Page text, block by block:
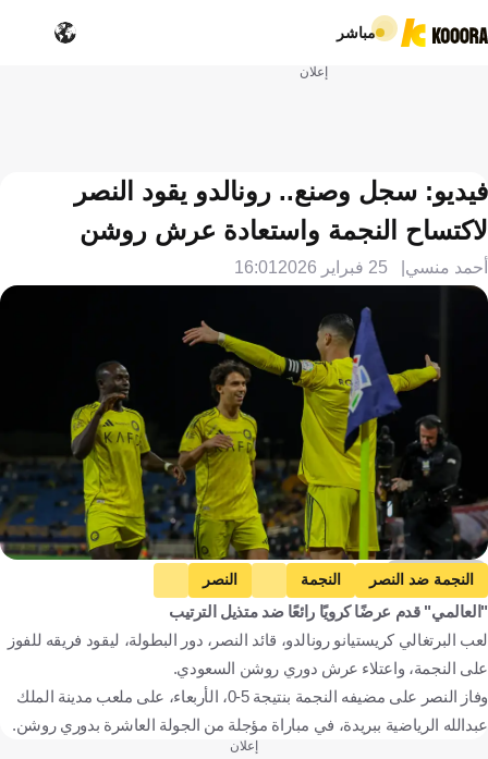
مباشر
إعلان
فيديو: سجل وصنع.. رونالدو يقود النصر
لاكتساح النجمة واستعادة عرش روشن
أحمد منسي 25 فبراير 2026 16:01
Getty Images
النجمة ضد النصر النجمة
النصر
دوري روشن السعودي
كريستيانو رونالدو
المملكة العربية السعودية
البرتغال
كرة قدم
"العالمي" قدم عرضًا كرويًا رائعًا ضد متذيل الترتيب
لعب البرتغالي كريستيانو رونالدو، قائد النصر، دور البطولة، ليقود فريقه للفوز
على النجمة، واعتلاء عرش دوري روشن السعودي.
وفاز النصر على مضيفه النجمة بنتيجة 5-0، الأربعاء، على ملعب مدينة الملك
عبدالله الرياضية ببريدة، في مباراة مؤجلة من الجولة العاشرة بدوري روشن.
إعلان